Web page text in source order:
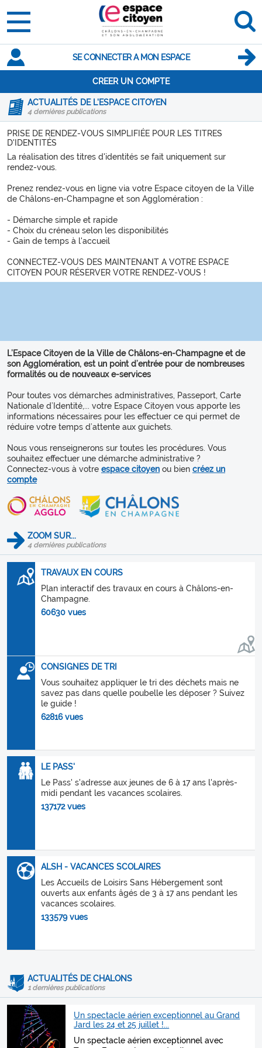
SE CONNECTER A MON ESPACE
CREER UN COMPTE
ACTUALITÉS DE L'ESPACE CITOYEN
4 dernières publications
PRISE DE RENDEZ-VOUS SIMPLIFIÉE POUR LES TITRES
D'IDENTITÉS
La réalisation des titres d'identités se fait uniquement sur
rendez-vous.
Prenez rendez-vous en ligne via votre Espace citoyen de la Ville
de Châlons-en-Champagne et son Agglomération :
- Démarche simple et rapide
- Choix du créneau selon les disponibilités
- Gain de temps à l'accueil
CONNECTEZ-VOUS DES MAINTENANT A VOTRE ESPACE
CITOYEN POUR RÉSERVER VOTRE RENDEZ-VOUS !
L’Espace Citoyen de la Ville de Châlons-en-Champagne et de
son Agglomération, est un point d’entrée pour de nombreuses
formalités ou de nouveaux e-services
Pour toutes vos démarches administratives, Passeport, Carte
Nationale d’Identité,... votre Espace Citoyen vous apporte les
informations nécessaires pour les effectuer ce qui permet de
réduire votre temps d’attente aux guichets.
Nous vous renseignerons sur toutes les procédures. Vous
souhaitez effectuer une démarche administrative ?
Connectez-vous à votre espace citoyen ou bien créez un
compte
ZOOM SUR...
4 dernières publications
TRAVAUX EN COURS
Plan interactif des travaux en cours à Châlons-en-
Champagne.
60630 vues
CONSIGNES DE TRI
Vous souhaitez appliquer le tri des déchets mais ne
savez pas dans quelle poubelle les déposer ? Suivez
le guide !
62816 vues
LE PASS'
Le Pass' s'adresse aux jeunes de 6 à 17 ans l'après-
midi pendant les vacances scolaires.
137172 vues
ALSH - VACANCES SCOLAIRES
Les Accueils de Loisirs Sans Hébergement sont
ouverts aux enfants âgés de 3 à 17 ans pendant les
vacances scolaires.
133579 vues
ACTUALITÉS DE CHALONS
1 dernières publications
Un spectacle aérien exceptionnel au Grand
Jard les 24 et 25 juillet !...
Un spectacle aérien exceptionnel avec